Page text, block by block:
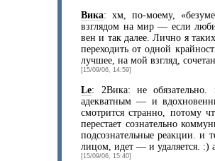
Вика: хм, по-моему,
взглядом на мир — если
вен и так далее. Лично я
переходить от одной
лучшее, на мой взгляд,
[15/09/06, 14:59]
Le: 2Вика: не
адекватным — и
смотрится странно, потому
перестает сознательно
подсознательные реакции. и
лицом, идет — и удаляется. :)
[15/09/06, 15:40]